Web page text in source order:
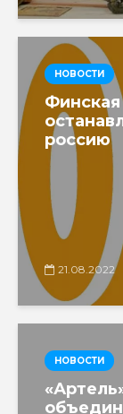
НОВОСТИ
Финская
россию
21.08.2022
НОВОСТИ